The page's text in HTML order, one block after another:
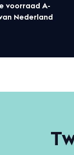
voorraad A-
Nederland